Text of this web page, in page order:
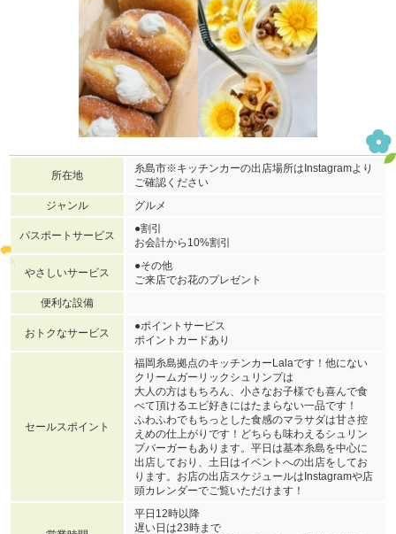
所在地
糸島市※キッチンカーの出店場所はInstagramより
ご確認ください
ジャンル
グルメ
パスポートサービス
●割引
お会計から10%割引
やさしいサービス
●その他
ご来店でお花のプレゼント
便利な設備
おトクなサービス
●ポイントサービス
ポイントカードあり
セールスポイント
福岡糸島拠点のキッチンカーLalaです！他にない
クリームガーリックシュリンプは
大人の方はもちろん、小さなお子様でも喜んで食
べて頂けるエビ好きにはたまらない一品です！
ふわふわでもちっとした食感のマラサダは甘さ控
えめの仕上がりです！どちらも味わえるシュリン
プバーガーもあります。平日は基本糸島を中心に
出店しており、土日はイベントへの出店をしてお
ります。お店の出店スケジュールはInstagramや店
頭カレンダーでご覧いただけます！
平日12時以降
遅い日は23時まで